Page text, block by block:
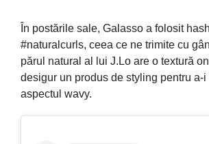
În postările sale, Galasso a folosit
#naturalcurls, ceea ce ne trimite cu
părul natural al lui J.Lo are o textură
desigur un produs de styling pentru a-
aspectul wavy.